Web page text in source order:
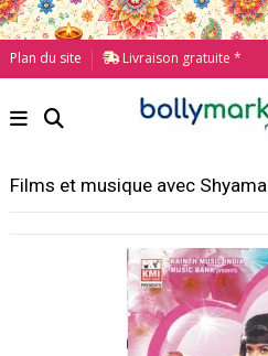
Plan du site Livraison gratuite *
Films et musique avec Shyama